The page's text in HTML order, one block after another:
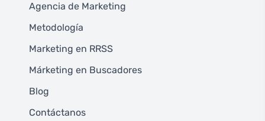
Agencia de Marketing
Metodología
Marketing en RRSS
Márketing en Buscadores
Blog
Contáctanos